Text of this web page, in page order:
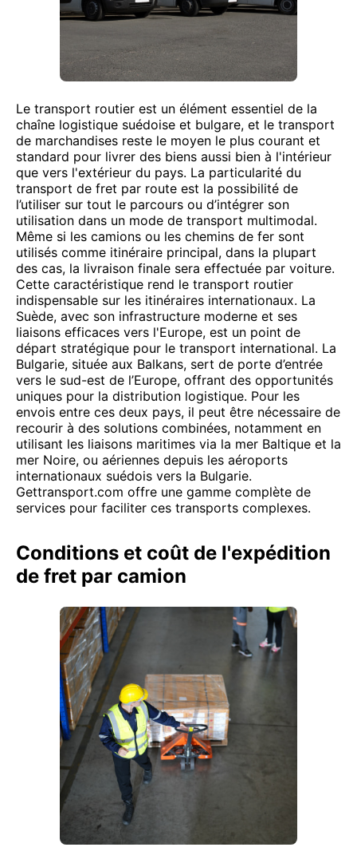
Le transport routier est un élément essentiel de la
chaîne logistique suédoise et bulgare, et le transport
de marchandises reste le moyen le plus courant et
standard pour livrer des biens aussi bien à l'intérieur
que vers l'extérieur du pays. La particularité du
transport de fret par route est la possibilité de
l’utiliser sur tout le parcours ou d’intégrer son
utilisation dans un mode de transport multimodal.
Même si les camions ou les chemins de fer sont
utilisés comme itinéraire principal, dans la plupart
des cas, la livraison finale sera effectuée par voiture.
Cette caractéristique rend le transport routier
indispensable sur les itinéraires internationaux. La
Suède, avec son infrastructure moderne et ses
liaisons efficaces vers l'Europe, est un point de
départ stratégique pour le transport international. La
Bulgarie, située aux Balkans, sert de porte d’entrée
vers le sud-est de l’Europe, offrant des opportunités
uniques pour la distribution logistique. Pour les
envois entre ces deux pays, il peut être nécessaire de
recourir à des solutions combinées, notamment en
utilisant les liaisons maritimes via la mer Baltique et la
mer Noire, ou aériennes depuis les aéroports
internationaux suédois vers la Bulgarie.
Gettransport.com offre une gamme complète de
services pour faciliter ces transports complexes.
Conditions et coût de l'expédition
de fret par camion